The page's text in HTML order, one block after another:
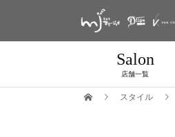
Salon
店舗一覧
スタイル